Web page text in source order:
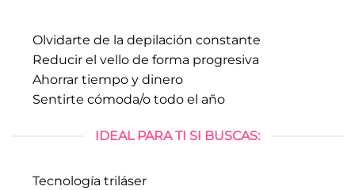
Olvidarte de la depilación constante
Reducir el vello de forma progresiva
Ahorrar tiempo y dinero
Sentirte cómoda/o todo el año
IDEAL PARA TI SI BUSCAS:
Tecnología triláser